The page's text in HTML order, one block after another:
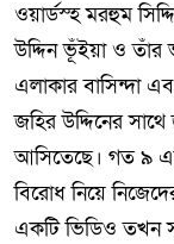
ওয়ার্ডস্হ মরহুম
উদ্দিন ভূঁইয়া ও তাঁর
এলাকার বাসিন্দা
জহির উদ্দিনের
আসিতেছে। গত ৯
বিরোধ নিয়ে
একটি ভিডিও তখন